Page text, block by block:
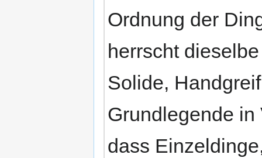
Ordnung der
herrscht
Solide,
Grundlegende in
dass